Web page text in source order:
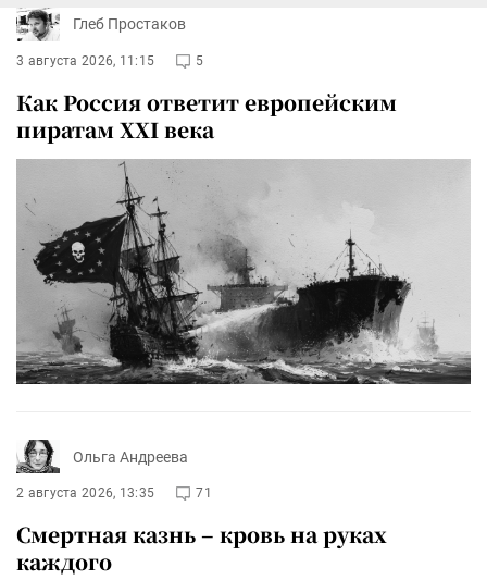
Глеб Простаков
3 августа 2026, 11:15 5
Как Россия ответит европейским
пиратам XXI века
Ольга Андреева
2 августа 2026, 13:35 71
Смертная казнь – кровь на руках
каждого